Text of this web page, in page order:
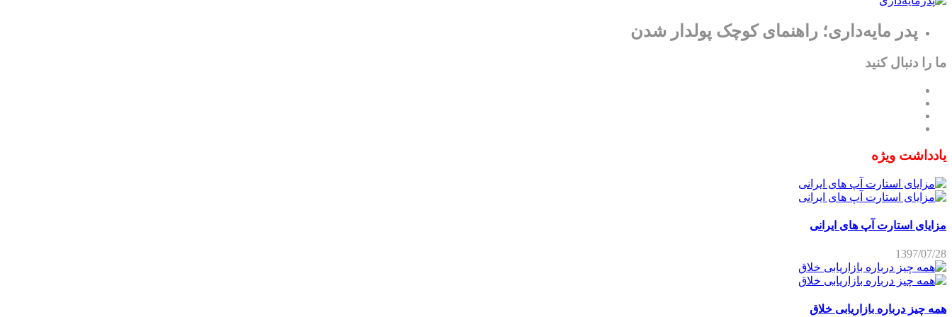
پدر مایه‌داری؛ راهنمای کوچک پولدار شدن
ما را دنبال کنید
یادداشت ویژه
مزایای استارت آپ های ایرانی
1397/07/28
همه چیز درباره بازاریابی خلاق